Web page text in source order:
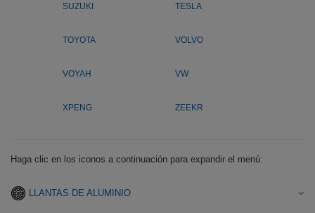
SUZUKI TESLA
TOYOTA VOLVO
VOYAH VW
XPENG ZEEKR
Haga clic en los iconos a continuación para expandir el menú:
LLANTAS DE ALUMINIO